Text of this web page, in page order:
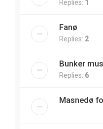
Replies: 1
Fanø
Replies: 2
Bunker
Replies: 6
Masnedø